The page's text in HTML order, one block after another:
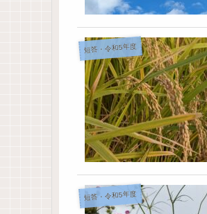
短答・令和5年度
短答・令和5年度